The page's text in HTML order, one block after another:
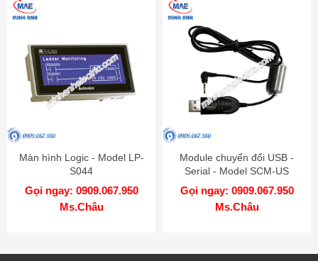
Màn hình Logic - Model LP-
S044
Gọi ngay: 0909.067.950
Ms.Châu
Module chuyển đổi USB -
Serial - Model SCM-US
Gọi ngay: 0909.067.950
Ms.Châu